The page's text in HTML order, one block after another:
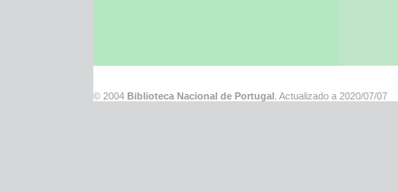
© 2004 Biblioteca Nacional de Portugal . Actualizado a 2020/07/07